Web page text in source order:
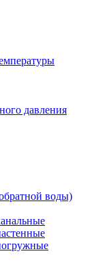
давления
воды)